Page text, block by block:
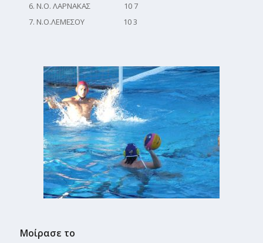
Ν.Ο. ΛΑΡΝΑΚΑΣ 10 7
Ν.Ο.ΛΕΜΕΣΟΥ 10 3
Μοίρασε το